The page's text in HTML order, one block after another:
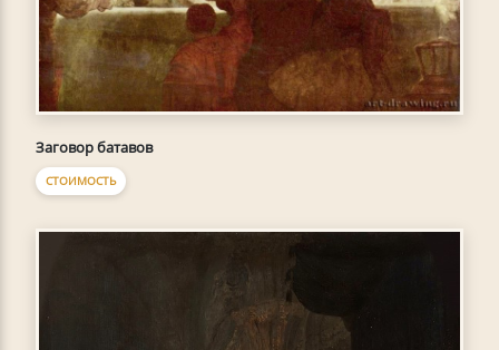
Заговор батавов
СТОИМОСТЬ